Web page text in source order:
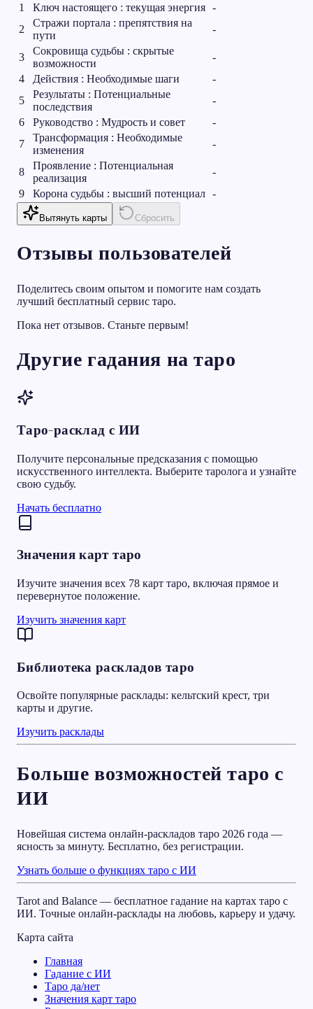
1
Ключ настоящего : текущая энергия -
2
Стражи портала : препятствия на
пути
-
3
Сокровища судьбы : скрытые
возможности
-
4
Действия : Необходимые шаги
-
5
Результаты : Потенциальные
последствия
-
6
Руководство : Мудрость и совет
-
7
Трансформация : Необходимые
изменения
-
8
Проявление : Потенциальная
реализация
-
9
Корона судьбы : высший потенциал -
Вытянуть карты Сбросить
Отзывы пользователей
Поделитесь своим опытом и помогите нам создать
лучший бесплатный сервис таро.
Пока нет отзывов. Станьте первым!
Другие гадания на таро
Таро-расклад с ИИ
Получите персональные предсказания с помощью
искусственного интеллекта. Выберите таролога и узнайте
свою судьбу.
Начать бесплатно
Значения карт таро
Изучите значения всех 78 карт таро, включая прямое и
перевернутое положение.
Изучить значения карт
Библиотека раскладов таро
Освойте популярные расклады: кельтский крест, три
карты и другие.
Изучить расклады
Больше возможностей таро с
ИИ
Новейшая система онлайн-раскладов таро 2026 года —
ясность за минуту. Бесплатно, без регистрации.
Узнать больше о функциях таро с ИИ
Tarot and Balance — бесплатное гадание на картах таро с
ИИ. Точные онлайн-расклады на любовь, карьеру и удачу.
Карта сайта
Главная
Гадание с ИИ
Таро да/нет
Значения карт таро